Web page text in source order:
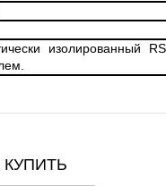
изолированный